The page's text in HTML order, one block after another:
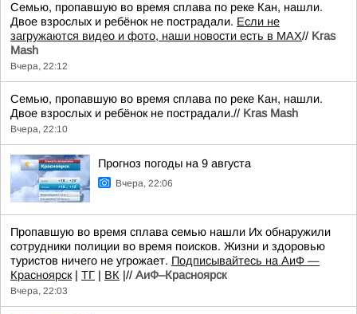
Семью, пропавшую во время сплава по реке Кан, нашли.
Двое взрослых и ребёнок не пострадали. Если не
загружаются видео и фото, наши новости есть в MAX// Kras
Mash
Вчера, 22:12
Семью, пропавшую во время сплава по реке Кан, нашли.
Двое взрослых и ребёнок не пострадали.// Kras Mash
Вчера, 22:10
Прогноз погоды на 9 августа
Вчера, 22:06
Пропавшую во время сплава семью нашли Их обнаружили
сотрудники полиции во время поисков. Жизни и здоровью
туристов ничего не угрожает. Подписывайтесь на АиФ —
Красноярск| ТГ | ВК |// АиФ–Красноярск
Вчера, 22:03